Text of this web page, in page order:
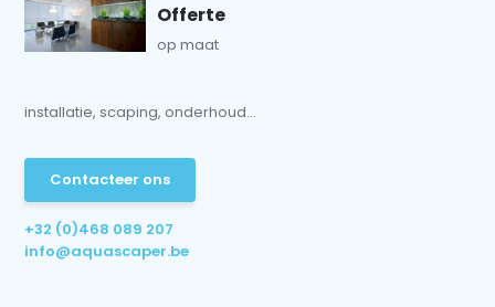
Offerte
op maat
installatie, scaping, onderhoud...
Contacteer ons
+32 (0)468 089 207
info@aquascaper.be